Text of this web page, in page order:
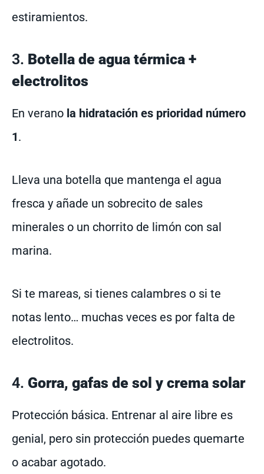
estiramientos.
3. Botella de agua térmica +
electrolitos
En verano la hidratación es prioridad número
1.
Lleva una botella que mantenga el agua
fresca y añade un sobrecito de sales
minerales o un chorrito de limón con sal
marina.
Si te mareas, si tienes calambres o si te
notas lento… muchas veces es por falta de
electrolitos.
4. Gorra, gafas de sol y crema solar
Protección básica. Entrenar al aire libre es
genial, pero sin protección puedes quemarte
o acabar agotado.